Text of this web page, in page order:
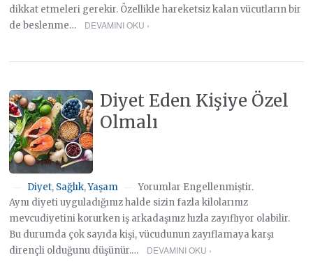
dikkat etmeleri gerekir. Özellikle hareketsiz kalan vücutların bir
de beslenme…
DEVAMINI OKU ›
Diyet Eden Kişiye Özel
Olmalı
Diyet, Sağlık,Yaşam
Yorumlar Engellenmiştir.
Aynı diyeti uyguladığınız halde sizin fazla kilolarınız
mevcudiyetini korurken iş arkadaşınız hızla zayıflıyor olabilir.
Bu durumda çok sayıda kişi, vücudunun zayıflamaya karşı
dirençli olduğunu düşünür.…
DEVAMINI OKU ›